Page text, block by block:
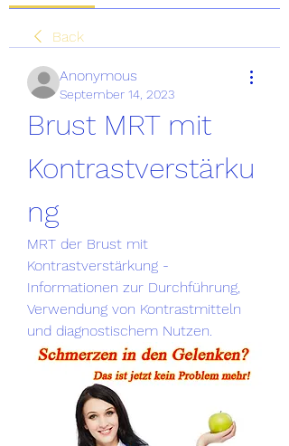
Back
Anonymous
September 14, 2023
Brust MRT mit
Kontrastverstärku
ng
MRT der Brust mit
Kontrastverstärkung -
Informationen zur Durchführung,
Verwendung von Kontrastmitteln
und diagnostischem Nutzen.